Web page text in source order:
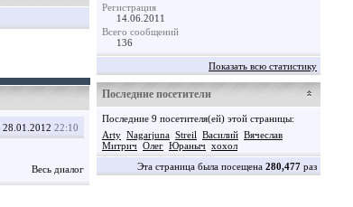
28.01.2012 22:10
Весь диалог
Регистрация
14.06.2011
Всего сообщений
136
Показать всю статистику
Последние посетители
Последние 9 посетителя(ей) этой страницы:
Arty Nagarjuna Streil Василий Вячеслав
Митрич Олег Юраныч хохол
Эта страница была посещена 280,477 раз